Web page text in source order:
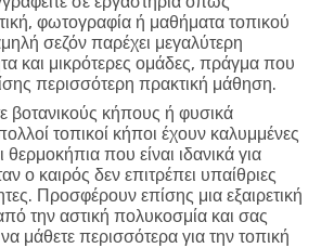
φωτογραφία ή μαθήματα τοπικού
σεζόν παρέχει μεγαλύτερη
και μικρότερες ομάδες, πράγμα που
περισσότερη πρακτική μάθηση.
βοτανικούς κήπους ή φυσικά
τοπικοί κήποι έχουν καλυμμένες
θερμοκήπια που είναι ιδανικά για
ο καιρός δεν επιτρέπει υπαίθριες
Προσφέρουν επίσης μια εξαιρετική
την αστική πολυκοσμία και σας
μάθετε περισσότερα για την τοπική